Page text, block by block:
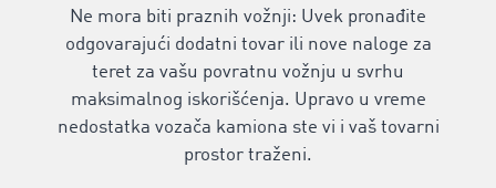
Ne mora biti praznih vožnji: Uvek pronađite
odgovarajući dodatni tovar ili nove naloge za
teret za vašu povratnu vožnju u svrhu
maksimalnog iskorišćenja. Upravo u vreme
nedostatka vozača kamiona ste vi i vaš tovarni
prostor traženi.